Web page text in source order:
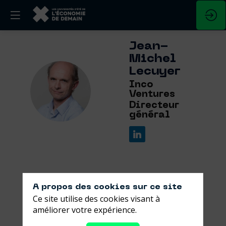
JL
Jean-
Michel
Lecuyer
Inco
Ventures
Directeur
général
Ses
sessions
A propos des cookies sur ce site
Ce site utilise des cookies visant à
améliorer votre expérience.